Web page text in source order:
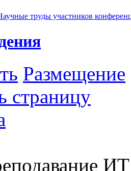
труды участников
Размещение
страницу